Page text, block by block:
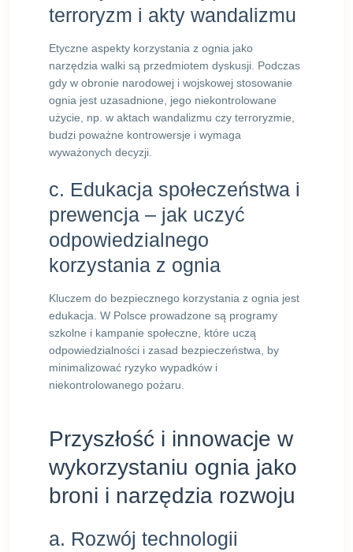
terroryzm i akty wandalizmu
Etyczne aspekty korzystania z ognia jako
narzędzia walki są przedmiotem dyskusji. Podczas
gdy w obronie narodowej i wojskowej stosowanie
ognia jest uzasadnione, jego niekontrolowane
użycie, np. w aktach wandalizmu czy terroryzmie,
budzi poważne kontrowersje i wymaga
wyważonych decyzji.
c. Edukacja społeczeństwa i
prewencja – jak uczyć
odpowiedzialnego
korzystania z ognia
Kluczem do bezpiecznego korzystania z ognia jest
edukacja. W Polsce prowadzone są programy
szkolne i kampanie społeczne, które uczą
odpowiedzialności i zasad bezpieczeństwa, by
minimalizować ryzyko wypadków i
niekontrolowanego pożaru.
Przyszłość i innowacje w
wykorzystaniu ognia jako
broni i narzędzia rozwoju
a. Rozwój technologii